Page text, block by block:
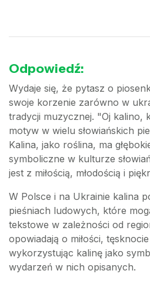
Odpowiedź:
Wydaje się, że pytasz o
swoje korzenie zarówno w
tradycji muzycznej. "Oj kalino,
motyw w wielu słowiańskich
Kalina, jako roślina, ma
symboliczne w kulturze
jest z miłością, młodością i
W Polsce i na Ukrainie kalina
pieśniach ludowych, które
tekstowe w zależności od
opowiadają o miłości,
wykorzystując kalinę jako
wydarzeń w nich opisanych.